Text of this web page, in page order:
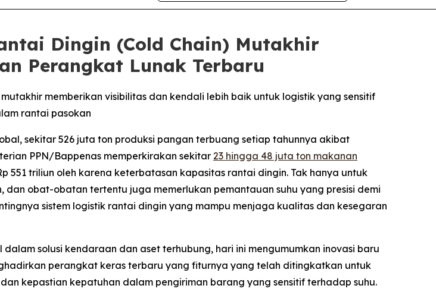
Dingin (Cold Chain) Mutakhir
Perangkat Lunak Terbaru
memberikan visibilitas dan kendali lebih baik untuk logistik yang sensitif
rantai pasokan
sekitar 526 juta ton produksi pangan terbuang setiap tahunnya akibat
PPN/Bappenas memperkirakan sekitar 23 hingga 48 juta ton makanan
551 triliun oleh karena keterbatasan kapasitas rantai dingin. Tak hanya untuk
dan obat-obatan tertentu juga memerlukan pemantauan suhu yang presisi demi
sistem logistik rantai dingin yang mampu menjaga kualitas dan kesegaran
solusi kendaraan dan aset terhubung, hari ini mengumumkan inovasi baru
perangkat keras terbaru yang fiturnya yang telah ditingkatkan untuk
kepastian kepatuhan dalam pengiriman barang yang sensitif terhadap suhu.